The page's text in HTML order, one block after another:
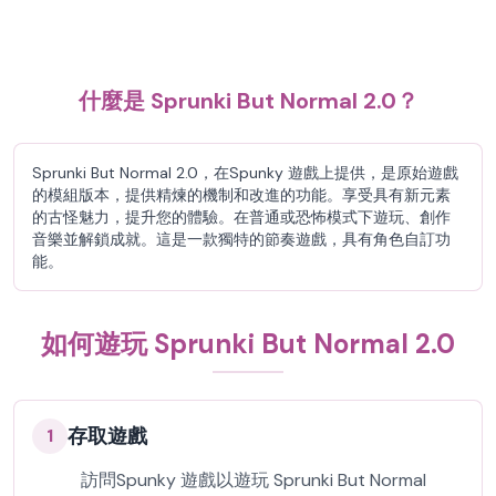
什麼是 Sprunki But Normal 2.0？
Sprunki But Normal 2.0，在Spunky 遊戲上提供，是原始遊戲
的模組版本，提供精煉的機制和改進的功能。享受具有新元素
的古怪魅力，提升您的體驗。在普通或恐怖模式下遊玩、創作
音樂並解鎖成就。這是一款獨特的節奏遊戲，具有角色自訂功
能。
如何遊玩 Sprunki But Normal 2.0
1 存取遊戲
訪問Spunky 遊戲以遊玩 Sprunki But Normal